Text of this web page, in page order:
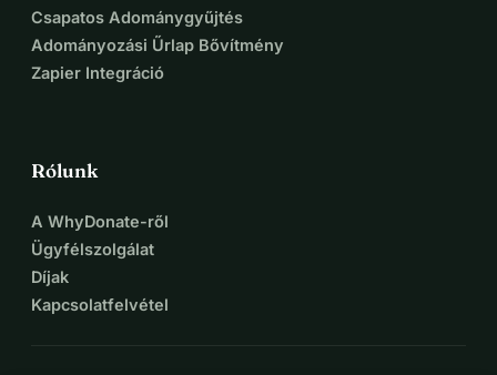
Csapatos Adománygyűjtés
Adományozási Űrlap Bővítmény
Zapier Integráció
Rólunk
A WhyDonate-ről
Ügyfélszolgálat
Díjak
Kapcsolatfelvétel